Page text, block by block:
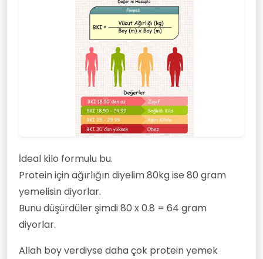
İdeal kilo formulu bu.
Protein için ağırlığın diyelim 80kg ise 80 gram
yemelisin diyorlar.
Bunu düşürdüler şimdi 80 x 0.8 = 64 gram
diyorlar.
Allah boy verdiyse daha çok protein yemek